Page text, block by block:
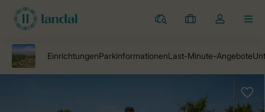
Campingplätze
Meine
Dropdown-
Kontos
öffnen